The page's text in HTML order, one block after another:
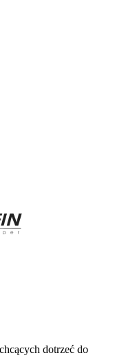
dotrzeć do